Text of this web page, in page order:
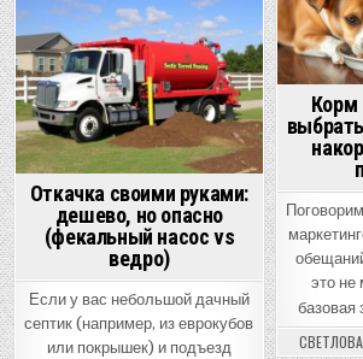
Корм
это не
базовая
Posted
in
Откачка своими руками:
дешево, но опасно
(фекальный насос vs
ведро)
Если у вас небольшой дачный
септик (например, из еврокубов
или покрышек) и подъезд